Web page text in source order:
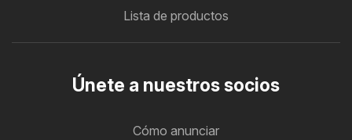
Lista de productos
Únete a nuestros socios
Cómo anunciar